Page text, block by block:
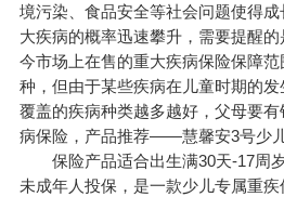
境污染、食品安全等社会问题使得
大疾病的概率迅速攀升，需要提醒
今市场上在售的重大疾病保险保障
种，但由于某些疾病在儿童时期的
覆盖的疾病种类越多越好，父母要
病保险，产品推荐——慧馨安3号少儿
保险产品适合出生满30天-17周
未成年人投保，是一款少儿专属重疾